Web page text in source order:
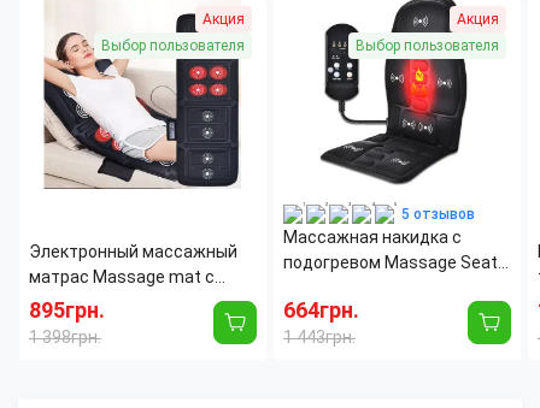
Акция
Выбор пользователя
Электронный массажный
матрас Massage mat с
подогревом, 9 массажных
моторов, с пультом ДУ
895грн.
1 398грн.
Акция
Выбор пользователя
5 отзывов
Массажная накидка с
подогревом Massage Seat
автомобиля
664грн.
1 443грн.